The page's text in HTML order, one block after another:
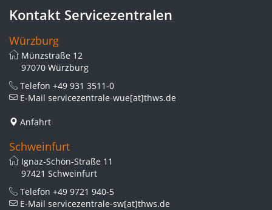
Kontakt Servicezentralen
Würzburg
Münzstraße 12
97070 Würzburg
Telefon +49 931 3511-0
E-Mail servicezentrale-wue[at]thws.de
Anfahrt
Schweinfurt
Ignaz-Schön-Straße 11
97421 Schweinfurt
Telefon +49 9721 940-5
E-Mail servicezentrale-sw[at]thws.de